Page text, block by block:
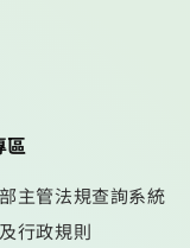
區
主管法規查詢系統
行政規則